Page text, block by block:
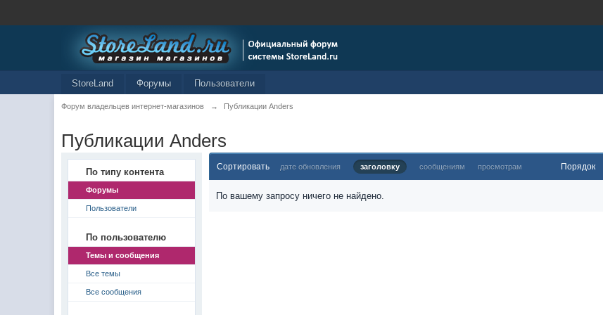
StoreLand Форумы Пользователи
Форум владельцев интернет-магазинов → Публикации Anders
Публикации Anders
По типу контента
Форумы
Пользователи
По пользователю
Темы и сообщения
Все темы
Все сообщения
Сортировать дате обновления заголовку сообщениям просмотрам Порядок
По вашему запросу ничего не найдено.